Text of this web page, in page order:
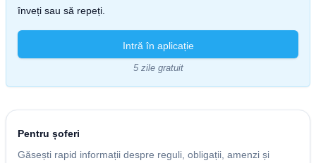
înveți sau să repeți.
Intră în aplicație
5 zile gratuit
Pentru șoferi
Găsești rapid informații despre reguli, obligații, amenzi și